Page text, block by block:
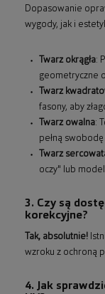
Dopasowanie
wygody, jak i
Twarz okrągła:
geometryczne
Twarz
fasony, aby
Twarz owalna:
pełną
Twarz
oczy" lub
3. Czy są
korekcyjne?
Tak, absolutnie!
wzroku z ochroną
4. Jak